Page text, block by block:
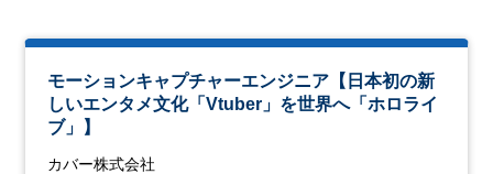
モーションキャプチャーエンジニア【日本初の新
しいエンタメ文化「Vtuber」を世界へ「ホロライ
ブ」】
カバー株式会社